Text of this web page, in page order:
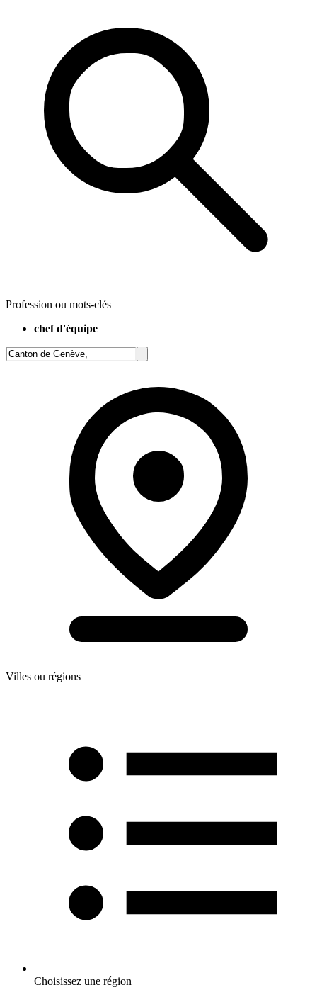
Profession ou mots-clés
chef d'équipe
Villes ou régions
Choisissez une région